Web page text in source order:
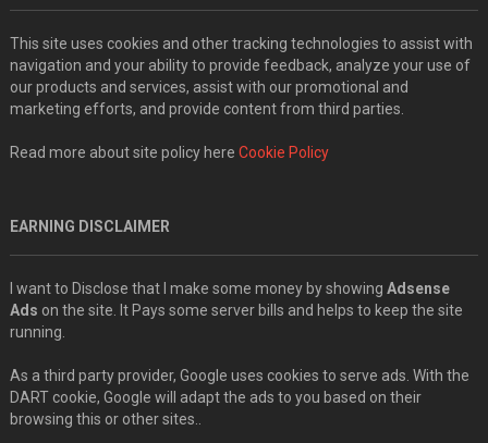
This site uses cookies and other tracking technologies to assist with
navigation and your ability to provide feedback, analyze your use of
our products and services, assist with our promotional and
marketing efforts, and provide content from third parties.
Read more about site policy here Cookie Policy
EARNING DISCLAIMER
I want to Disclose that I make some money by showing Adsense
Ads on the site. It Pays some server bills and helps to keep the site
running.
As a third party provider, Google uses cookies to serve ads. With the
DART cookie, Google will adapt the ads to you based on their
browsing this or other sites..